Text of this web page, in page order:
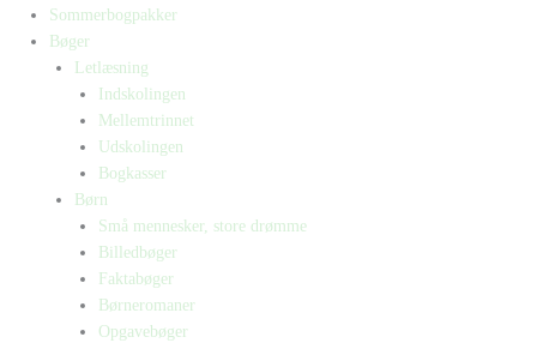
Sommerbogpakker
Bøger
Letlæsning
Indskolingen
Mellemtrinnet
Udskolingen
Bogkasser
Børn
Små mennesker, store drømme
Billedbøger
Faktabøger
Børneromaner
Opgavebøger